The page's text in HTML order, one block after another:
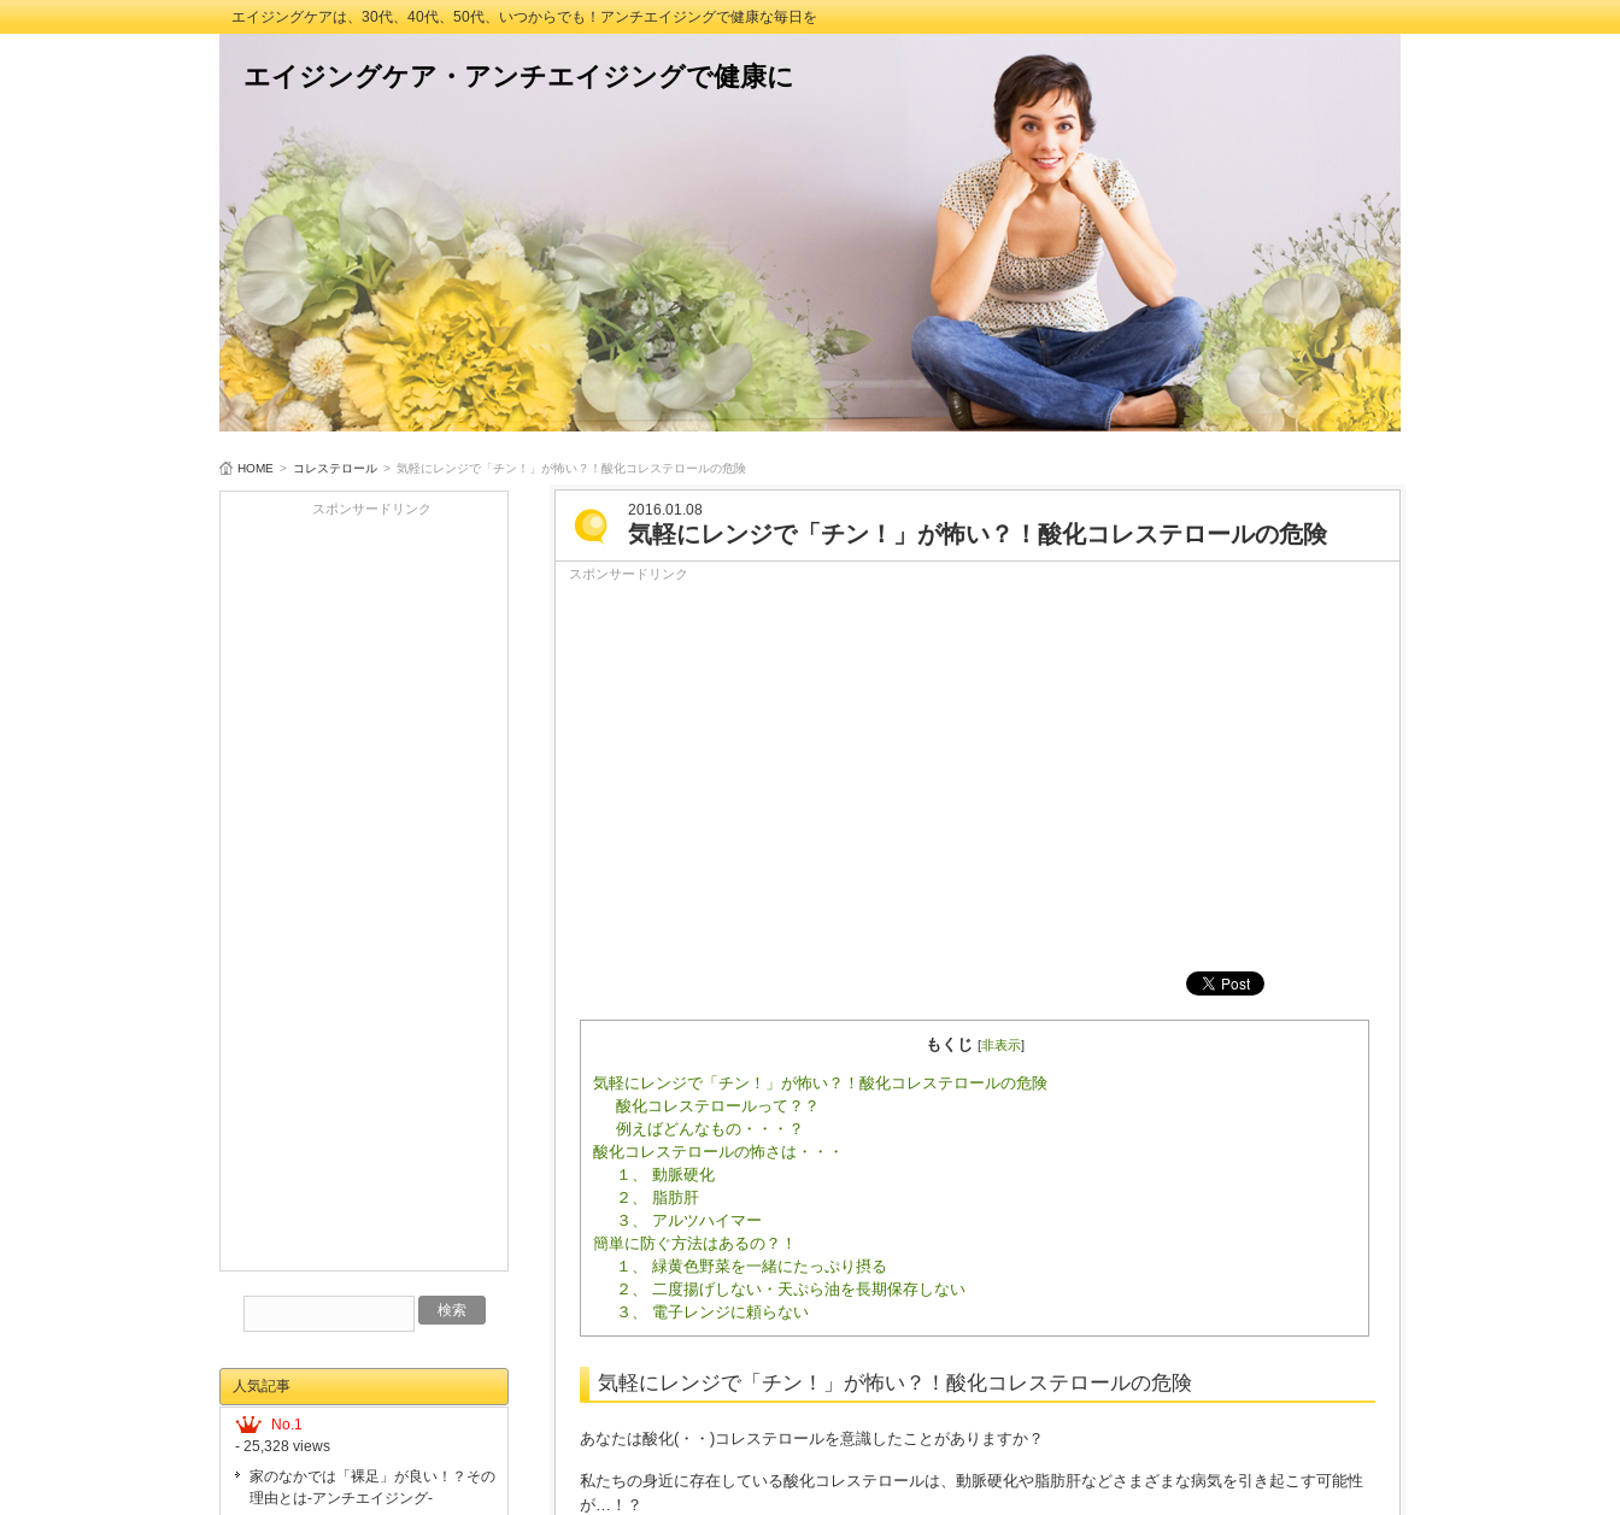
エイジングケアは、30代、40代、50代、いつからでも！アンチエイジングで健康な毎日を
エイジングケア・アンチエイジングで健康に
HOME > コレステロール > 気軽にレンジで「チン！」が怖い？！酸化コレステロールの危険
2016.01.08
気軽にレンジで「チン！」が怖い？！酸化コレステロールの危険
スポンサードリンク
もくじ [非表示]
気軽にレンジで「チン！」が怖い？！酸化コレステロールの危険
酸化コレステロールって？？
例えばどんなもの・・・？
酸化コレステロールの怖さは・・・
１、 動脈硬化
２、 脂肪肝
３、 アルツハイマー
簡単に防ぐ方法はあるの？！
１、 緑黄色野菜を一緒にたっぷり摂る
２、 二度揚げしない・天ぷら油を長期保存しない
３、 電子レンジに頼らない
気軽にレンジで「チン！」が怖い？！酸化コレステロールの危険
あなたは酸化(・・)コレステロールを意識したことがありますか？
私たちの身近に存在している酸化コレステロールは、動脈硬化や脂肪肝などさまざまな病気を引き起こす可能性
が…！？
スポンサードリンク
人気記事
No.1
- 25,328 views
家のなかでは「裸足」が良い！？その
理由とは-アンチエイジング-